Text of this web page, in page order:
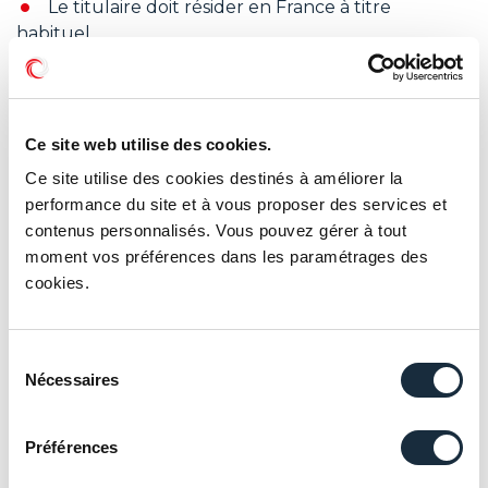
Ce site web utilise des cookies.
Ce site utilise des cookies destinés à améliorer la
performance du site et à vous proposer des services et
contenus personnalisés. Vous pouvez gérer à tout
moment vos préférences dans les paramétrages des
cookies.
Nécessaires
Préférences
Le titulaire doit résider en France à titre
habituel.
Ce plan est soumis au principe de mono
détention (comme le livret A).
Le PEAC se compose d’un compte espèces et
Gestion pilotée : la distribution est confiée aux
réseaux bancaires et aux assureurs.
Le plafond de versement n’est pas encore
connu : selon les annonces gouvernementales il
La clôture du PEAC est programmée aux 30 ans
du titulaire.
décès du titulaire.